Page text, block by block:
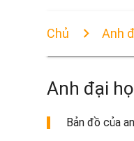
Chủ Anh
Anh đại
Bản đồ của